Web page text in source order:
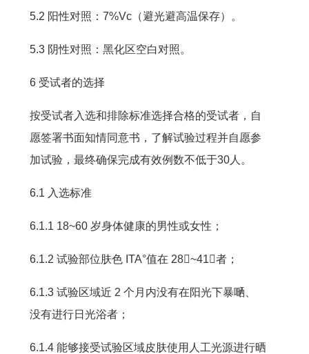
5.2 阳性对照：7%Vc（避光避高温保存）。
5.3 阴性对照：黑化区空白对照。
6 受试者的选择
按受试者入选和排除标准选择合格的受试者，自
愿签署书面知情同意书，了解试验过程并自愿参
加试验，最终确保完成有效例数不低于30人。
6.1 入选标准
6.1.1 18~60 岁身体健康的男性或女性；
6.1.2 试验部位肤色 ITA°值在 28~41者；
6.1.3 试验区域近 2 个月内没有在阳光下暴嗮、
没有进行日光浴者；
6.1.4 能够接受试验区域皮肤使用人工光源进行晒